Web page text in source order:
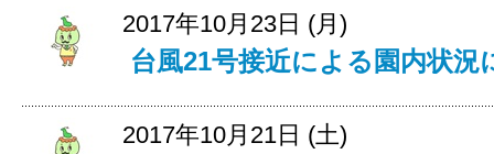
2017年10月23日 (月)
台風21号接近による園内状況
2017年10月21日 (土)